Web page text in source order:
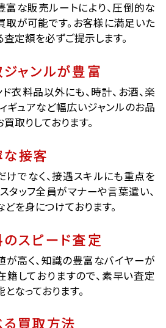
富な販売ルートにより、圧倒的な
取が可能です。お客様に満足いた
査定額を必ずご提示します。
ャンルが豊富
ド衣料品以外にも、時計、お酒、楽
ギュアなど幅広いジャンルのお品
取りしております。
接客
けでなく、接遇スキルにも重点を
スタッフ全員がマナーや言葉遣い、
を身につけております。
スピード査定
が高く、知識の豊富なバイヤーが
籍しておりますので、素早い査定
なっております。
買取方法